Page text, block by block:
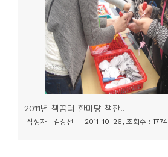
2011년 책꿈터 한마당 책잔..
[작성자 : 김강선 | 2011-10-26, 조회수 : 1774